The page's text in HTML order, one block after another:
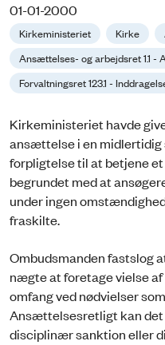
01-01-2000
Kirkeministeriet Kirke
Ansættelses- og arbejdsret 1.1
Forvaltningsret 123.1 -
Kirkeministeriet havde
ansættelse i en
forpligtelse til at betjene
begrundet med at
under ingen
fraskilte.
Ombudsmanden fastslog
nægte at foretage vielse
omfang ved nødvielser
Ansættelsesretligt kan det
disciplinær sanktion eller